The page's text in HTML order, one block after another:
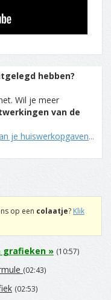
hebben?
Wil je meer
van de
je huiswerkopgaven...
op een colaatje? Klik
grafieken » (10:57)
(02:43)
(02:53)